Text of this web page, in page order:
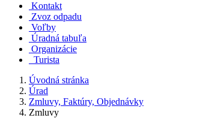
Kontakt
Zvoz odpadu
Voľby
Úradná tabuľa
Organizácie
Turista
Úvodná stránka
Úrad
Zmluvy, Faktúry, Objednávky
Zmluvy